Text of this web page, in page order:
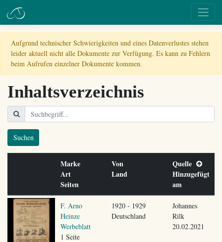
Aufgrund technischer Schwierigkeiten und eines Datenverlustes stehen
leider aktuell nicht alle Dokumente zur Verfügung. Es kann zu Fehlern
beim Aufrufen einzelner Dokumente kommen.
Inhaltsverzeichnis
Suchen
Marke
Art
Seiten
Von
Land
Quelle
Hinzugefügt
am
F. Arno
Heinze
Werbeblatt
1 Seite
1920 - 1929
Deutschland
Johannes
Rilk
20.02.2021